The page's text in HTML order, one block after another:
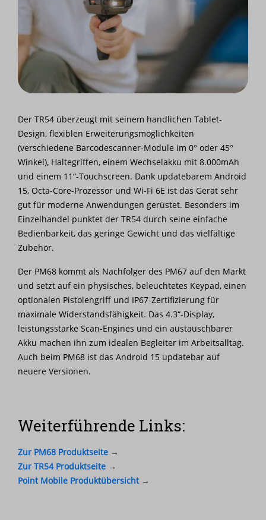
Der TR54 überzeugt mit seinem handlichen Tablet-
Design, flexiblen Erweiterungsmöglichkeiten
(verschiedene Barcodescanner-Module im 0° oder 45°
Winkel), Haltegriffen, einem Wechselakku mit 8.000mAh
und einem 11“-Touchscreen. Dank updatebarem Android
15, Octa-Core-Prozessor und Wi-Fi 6E ist das Gerät sehr
gut für moderne Anwendungen gerüstet. Besonders im
Einzelhandel punktet der TR54 durch seine einfache
Bedienbarkeit, das geringe Gewicht und das vielfältige
Zubehör.
Der PM68 kommt als Nachfolger des PM67 auf den Markt
und setzt auf ein physisches, beleuchtetes Keypad, einen
optionalen Pistolengriff und IP67-Zertifizierung für
maximale Widerstandsfähigkeit. Das 4.3“-Display,
leistungsstarke Scan-Engines und ein austauschbarer
Akku machen ihn zum idealen Begleiter im Arbeitsalltag.
Auch beim PM68 ist das Android 15 updatebar auf
neuere Versionen.
Weiterführende Links:
Zur PM68 Produktseite →
Zur TR54 Produktseite →
Point Mobile Produktübersicht→